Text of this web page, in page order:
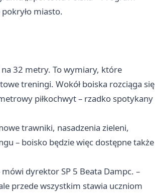
miasto.
32 metry. To wymiary, które
treningi. Wokół boiska rozciąga się
piłkochwyt – rzadko spotykany
trawniki, nasadzenia zieleni,
– boisko będzie więc dostępne także
dyrektor SP 5 Beata Dampc. –
przede wszystkim stawia uczniom